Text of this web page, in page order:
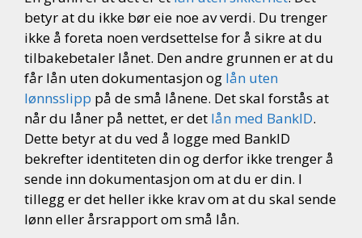
betyr at du ikke bør eie noe av verdi. Du trenger
ikke å foreta noen verdsettelse for å sikre at du
tilbakebetaler lånet. Den andre grunnen er at du
får lån uten dokumentasjon og lån uten
lønnsslipp på de små lånene. Det skal forstås at
når du låner på nettet, er det lån med BankID.
Dette betyr at du ved å logge med BankID
bekrefter identiteten din og derfor ikke trenger å
sende inn dokumentasjon om at du er din. I
tillegg er det heller ikke krav om at du skal sende
lønn eller årsrapport om små lån.